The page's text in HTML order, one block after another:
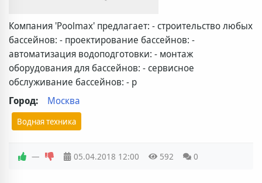
Компания 'Poolmax' предлагает: - строительство любых
бассейнов: - проектирование бассейнов: -
автоматизация водоподготовки: - монтаж
оборудования для бассейнов: - сервисное
обслуживание бассейнов: - р
Город:
Москва
Водная техника
— 05.04.2018 12:00 592 0